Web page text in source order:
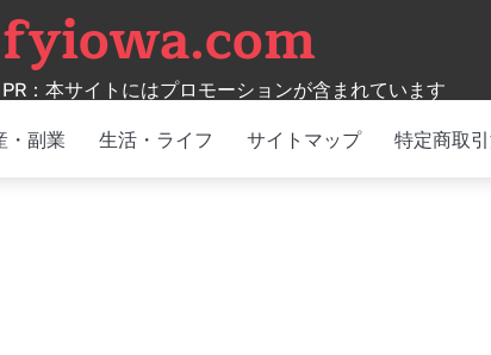
fyiowa.com
PR：本サイトにはプロモーションが含まれています
・副業 生活・ライフ サイトマップ 特定商取